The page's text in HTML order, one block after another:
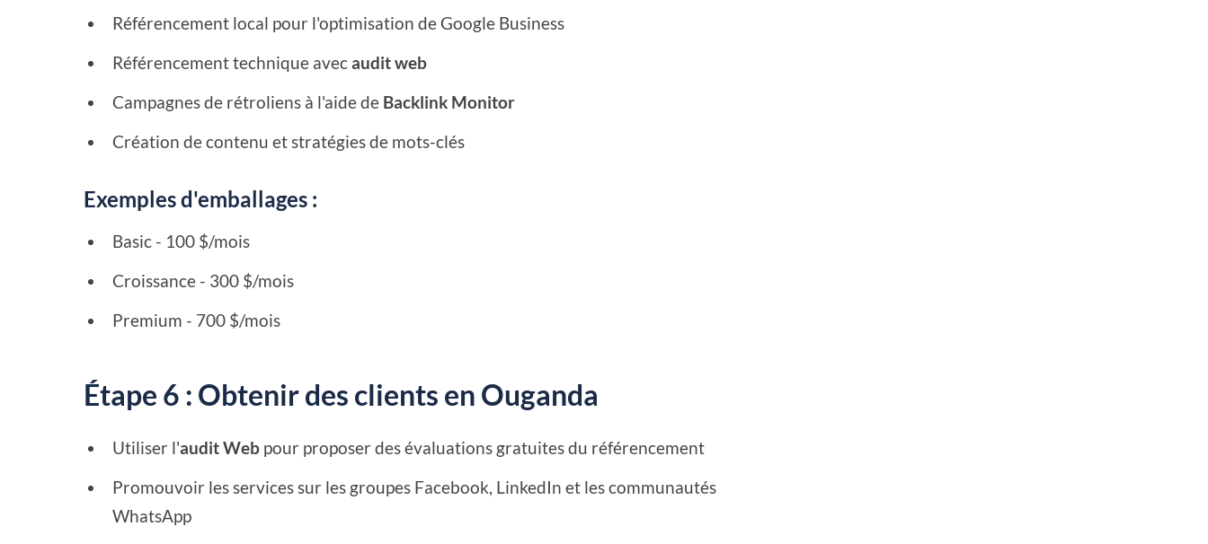
Référencement local pour l'optimisation de Google Business
Référencement technique avecaudit web
Campagnes de rétroliens à l'aide de Backlink Monitor
Création de contenu et stratégies de mots-clés
Exemples d'emballages :
Basic - 100 $/mois
Croissance - 300 $/mois
Premium - 700 $/mois
Étape 6 : Obtenir des clients en Ouganda
Utiliser l'audit Web pour proposer des évaluations gratuites du référencement
Promouvoir les services sur les groupes Facebook, LinkedIn et les communautés
WhatsApp